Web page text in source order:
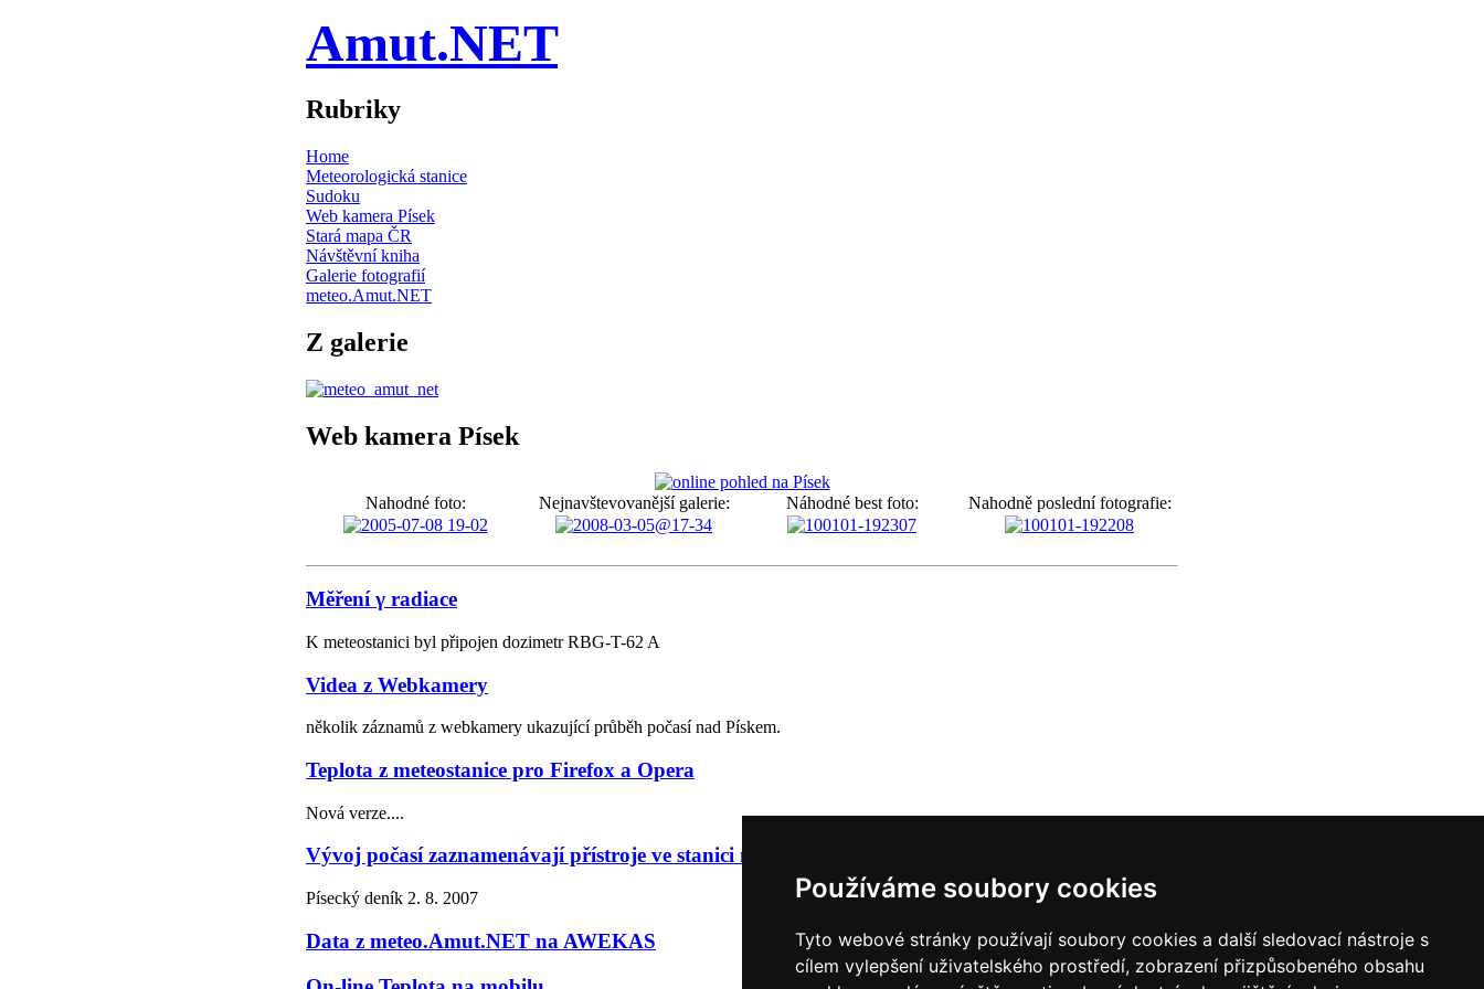
Používáme soubory cookies
Tyto webové stránky používají soubory cookies a další sledovací nástroje s
cílem vylepšení uživatelského prostředí, zobrazení přizpůsobeného obsahu
Amut.NET
Rubriky
Home
Meteorologická stanice
Sudoku
Web kamera Písek
Stará mapa ČR
Návštěvní kniha
Galerie fotografií
meteo.Amut.NET
Z galerie
Web kamera Písek
Nahodné foto: Nejnavštevovanější galerie: Náhodné best foto: Nahodně poslední fotografie:
Měření γ radiace
K meteostanici byl připojen dozimetr RBG-T-62 A
Videa z Webkamery
několik záznamů z webkamery ukazující průběh počasí nad Pískem.
Teplota z meteostanice pro Firefox a Opera
Nová verze....
Vývoj počasí zaznamenávají přístroje ve stanici nad městem
Písecký deník 2. 8. 2007
Data z meteo.Amut.NET na AWEKAS